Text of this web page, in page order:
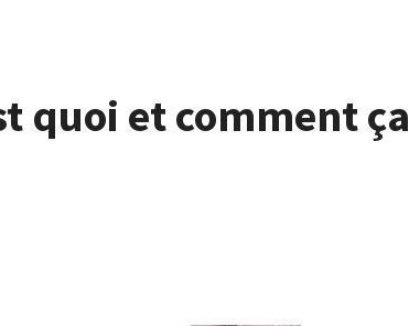
quoi et comment ça